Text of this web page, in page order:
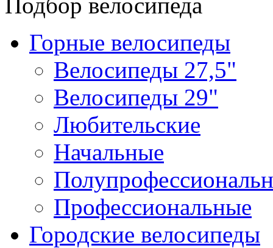
Горные велосипеды
Велосипеды 27,5"
Велосипеды 29"
Любительские
Начальные
Профессиональные
Городские велосипеды